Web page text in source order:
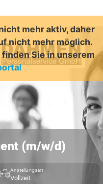
mehr aktiv, daher
nicht mehr möglich.
Sie in unserem
(m/w/d)
Anstellungsart
Vollzeit